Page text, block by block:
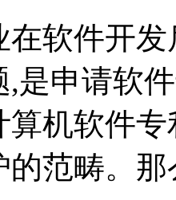
在软件开
,是申请软
算机软件
的范畴。